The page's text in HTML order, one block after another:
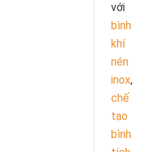
với
bình
khí
nén
inox,
chế
tạo
bình